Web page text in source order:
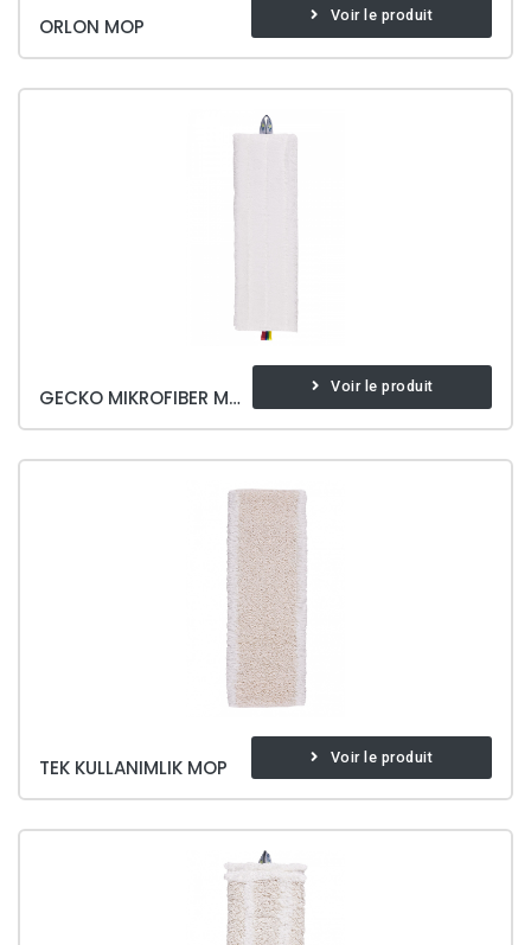
ORLON MOP Voir le produit
GECKO MIKROFIBER MOP Voir le produit
TEK KULLANIMLIK MOP Voir le produit